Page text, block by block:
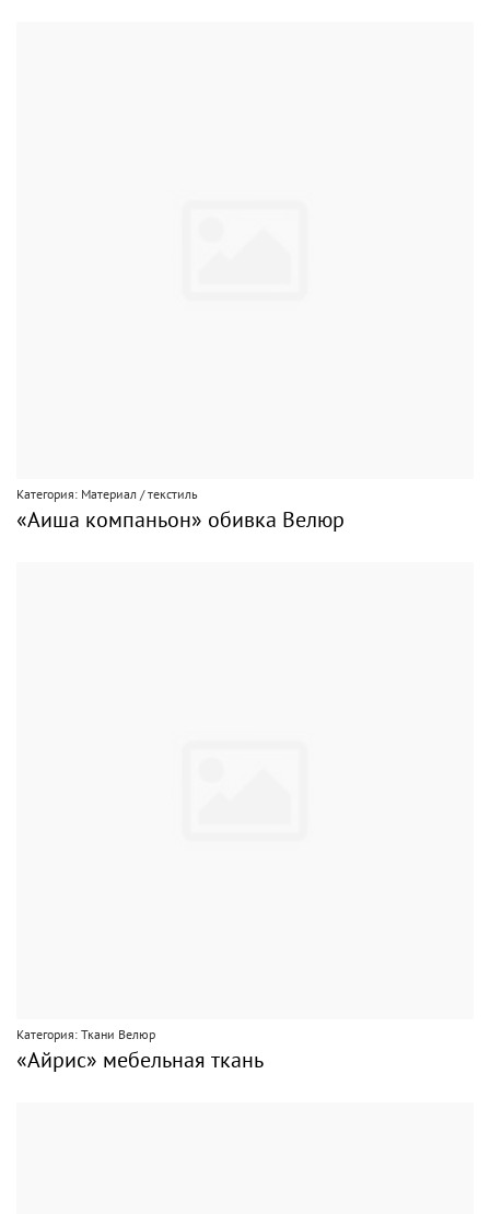
Категория: Материал / текстиль
«Аиша компаньон» обивка Велюр
Категория: Ткани Велюр
«Айрис» мебельная ткань